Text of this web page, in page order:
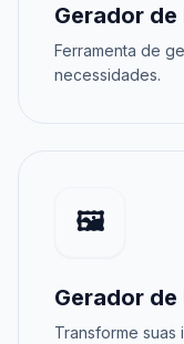
Gerador de
Ferramenta de
necessidades.
🖼️
Gerador de
Transforme suas